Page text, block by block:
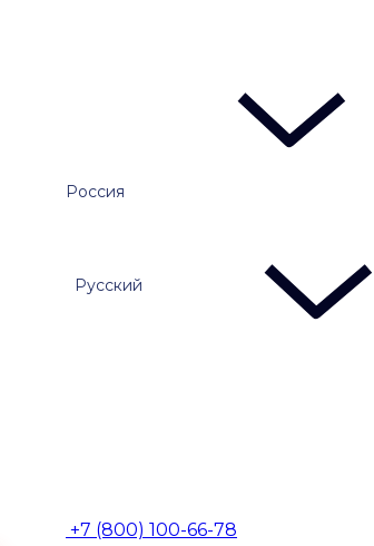
Россия
Русский
+7 (800) 100-66-78